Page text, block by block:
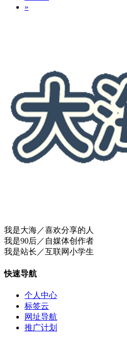
»
我是大海／喜欢分享的人
我是90后／自媒体创作者
我是站长／互联网小学生
快速导航
个人中心
标签云
网址导航
推广计划